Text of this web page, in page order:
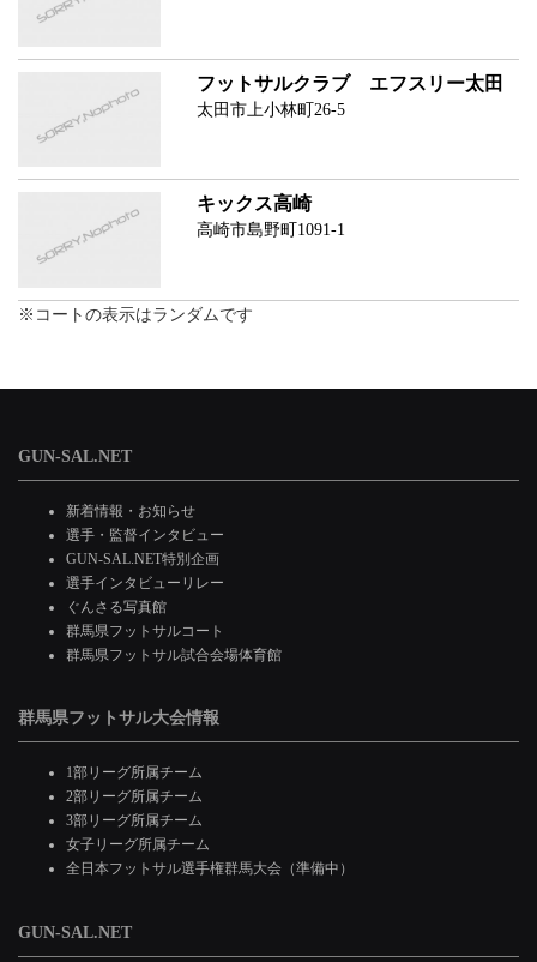
フットサルクラブ エフスリー太田
太田市上小林町26-5
キックス高崎
高崎市島野町1091-1
※コートの表示はランダムです
GUN-SAL.NET
新着情報・お知らせ
選手・監督インタビュー
GUN-SAL.NET特別企画
選手インタビューリレー
ぐんさる写真館
群馬県フットサルコート
群馬県フットサル試合会場体育館
群馬県フットサル大会情報
1部リーグ所属チーム
2部リーグ所属チーム
3部リーグ所属チーム
女子リーグ所属チーム
全日本フットサル選手権群馬大会（準備中）
GUN-SAL.NET